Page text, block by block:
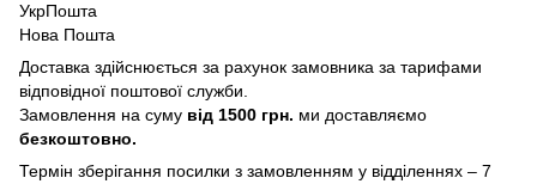
УкрПошта
Нова Пошта
Доставка здійснюється за рахунок замовника за тарифами
відповідної поштової служби.
Замовлення на суму від 1500 грн. ми доставляємо
безкоштовно.
Термін зберігання посилки з замовленням у відділеннях – 7